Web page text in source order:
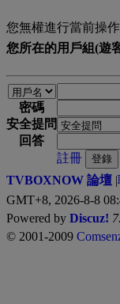
您無權進行當前操
您所在的用戶組(遊
密碼
安全提問
回答
註冊
登錄
TVBOXNOW 論壇 |
GMT+8, 2026-8-8
Powered by Discuz!
© 2001-2009